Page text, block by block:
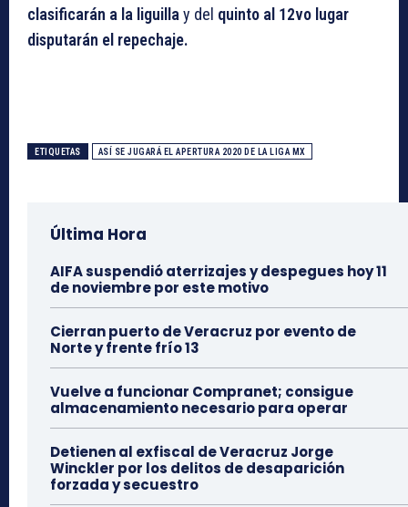
clasificarán a la liguilla y del quinto al 12vo lugar
disputarán el repechaje.
ETIQUETAS ASÍ SE JUGARÁ EL APERTURA 2020 DE LA LIGA MX
Última Hora
AIFA suspendió aterrizajes y despegues hoy 11
de noviembre por este motivo
Cierran puerto de Veracruz por evento de
Norte y frente frío 13
Vuelve a funcionar Compranet; consigue
almacenamiento necesario para operar
Detienen al exfiscal de Veracruz Jorge
Winckler por los delitos de desaparición
forzada y secuestro